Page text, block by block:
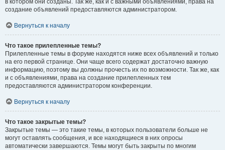
в котором они созданы. Так же, как и с важными объявлениями, права на
создание объявлений предоставляются администратором.
Вернуться к началу
Что такое прилепленные темы?
Прилепленные темы в форуме находятся ниже всех объявлений и только
на его первой странице. Они чаще всего содержат достаточно важную
информацию, поэтому вы должны прочесть их по возможности. Так же, как
и с объявлениями, права на создание прилепленных тем
предоставляются администратором конференции.
Вернуться к началу
Что такое закрытые темы?
Закрытые темы — это такие темы, в которых пользователи больше не
могут оставлять сообщения, и все находящиеся в них опросы
автоматически завершаются. Темы могут быть закрыты по многим